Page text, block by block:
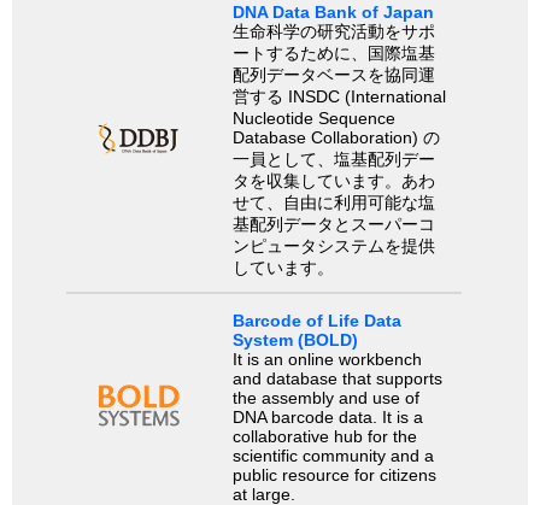
DNA Data Bank of Japan
生命科学の研究活動をサポ
ートするために、国際塩基
配列データベースを協同運
営する INSDC (International
Nucleotide Sequence
Database Collaboration) の
一員として、塩基配列デー
タを収集しています。あわ
せて、自由に利用可能な塩
基配列データとスーパーコ
ンピュータシステムを提供
しています。
Barcode of Life Data
System (BOLD)
It is an online workbench
and database that supports
the assembly and use of
DNA barcode data. It is a
collaborative hub for the
scientific community and a
public resource for citizens
at large.